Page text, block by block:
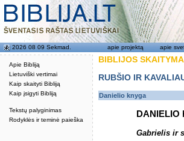
Apie Bibliją
Lietuviški vertimai
Kaip skaityti Bibliją
Kaip įsigyti Bibliją
Tekstų palyginimas
Rodyklės ir teminė paieška
2026 08 09 Sekmad. apie projektą apie
BIBLIJOS
RUBŠIO IR
Danielio knyga
DANIELIO
Gabrielis ir